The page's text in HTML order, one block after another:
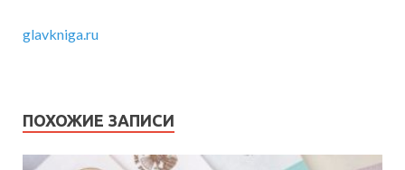
glavkniga.ru
ПОХОЖИЕ ЗАПИСИ